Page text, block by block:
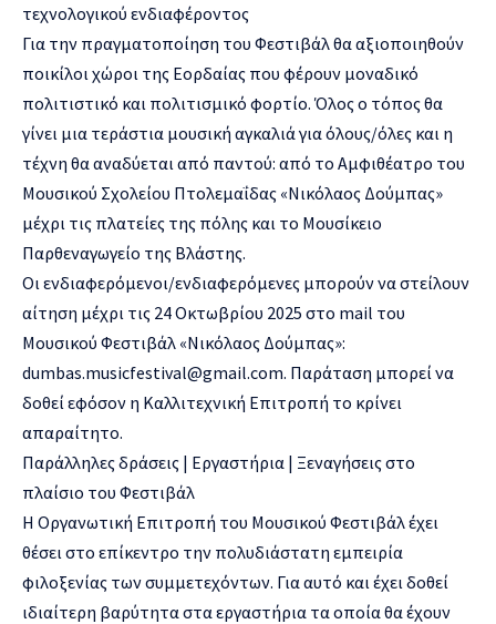
τεχνολογικού ενδιαφέροντος
Για την πραγματοποίηση του Φεστιβάλ θα αξιοποιηθούν
ποικίλοι χώροι της Εορδαίας που φέρουν μοναδικό
πολιτιστικό και πολιτισμικό φορτίο. Όλος ο τόπος θα
γίνει μια τεράστια μουσική αγκαλιά για όλους/όλες και η
τέχνη θα αναδύεται από παντού: από το Αμφιθέατρο του
Μουσικού Σχολείου Πτολεμαΐδας «Νικόλαος Δούμπας»
μέχρι τις πλατείες της πόλης και το Μουσίκειο
Παρθεναγωγείο της Βλάστης.
Οι ενδιαφερόμενοι/ενδιαφερόμενες μπορούν να στείλουν
αίτηση μέχρι τις 24 Οκτωβρίου 2025 στο mail του
Μουσικού Φεστιβάλ «Νικόλαος Δούμπας»:
dumbas.musicfestival@gmail.com. Παράταση μπορεί να
δοθεί εφόσον η Καλλιτεχνική Επιτροπή το κρίνει
απαραίτητο.
Παράλληλες δράσεις | Εργαστήρια | Ξεναγήσεις στο
πλαίσιο του Φεστιβάλ
Η Οργανωτική Επιτροπή του Μουσικού Φεστιβάλ έχει
θέσει στο επίκεντρο την πολυδιάστατη εμπειρία
φιλοξενίας των συμμετεχόντων. Για αυτό και έχει δοθεί
ιδιαίτερη βαρύτητα στα εργαστήρια τα οποία θα έχουν